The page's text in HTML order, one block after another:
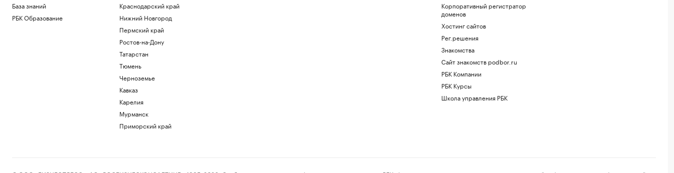
База знаний
РБК Образование
Краснодарский край
Нижний Новгород
Пермский край
Ростов-на-Дону
Татарстан
Тюмень
Черноземье
Кавказ
Карелия
Мурманск
Приморский край
Корпоративный регистратор
доменов
Хостинг сайтов
Рег.решения
Знакомства
Сайт знакомств podbor.ru
РБК Компании
РБК Курсы
Школа управления РБК